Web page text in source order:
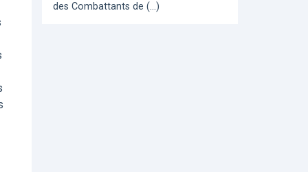
des Combattants de (…)